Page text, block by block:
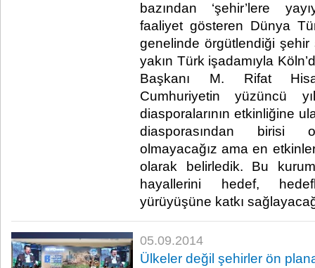
bazından ‘şehir’lere
faaliyet gösteren Dünya
genelinde örgütlendiği şehir
yakın Türk işadamıyla
Başkanı M. Rifat
Cumhuriyetin yüzüncü
diasporalarının etkinliğine
diasporasından birisi
olmayacağız ama en
olarak belirledik. Bu
hayallerini hedef,
yürüyüşüne katkı
05.09.2014
Ülkeler değil şehirler ön